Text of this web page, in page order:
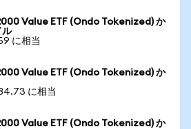
Value ETF (Ondo Tokenized) か
ル
に相当
Value ETF (Ondo Tokenized) か
に相当
Value ETF (Ondo Tokenized) か